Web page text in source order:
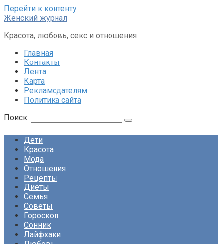
Перейти к контенту
Женский журнал
Красота, любовь, секс и отношения
Главная
Контакты
Лента
Карта
Рекламодателям
Политика сайта
Поиск:
Дети
Красота
Мода
Отношения
Рецепты
Диеты
Семья
Советы
Гороскоп
Сонник
Лайфхаки